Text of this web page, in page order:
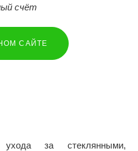
счёт
САЙТЕ
за стеклянными,